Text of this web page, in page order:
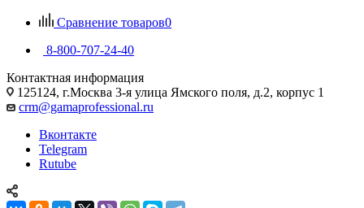
Сравнение товаров0
8-800-707-24-40
Контактная информация
125124, г.Москва 3-я улица Ямского поля, д.2, корпус 1
crm@gamaprofessional.ru
Вконтакте
Telegram
Rutube